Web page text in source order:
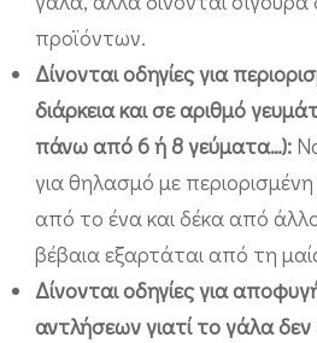
προϊόντων.
Δίνονται οδηγίες για
διάρκεια και σε αριθμό
πάνω από 6 ή 8 γεύματα…):
για θηλασμό με
από το ένα και δέκα από
βέβαια εξαρτάται από τη
Δίνονται οδηγίες για
αντλήσεων γιατί το γάλα δεν